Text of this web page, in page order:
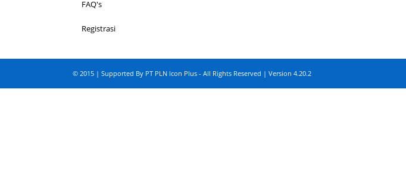
FAQ's
Registrasi
© 2015 | Supported By PT PLN Icon Plus - All Rights Reserved | Version 4.20.2